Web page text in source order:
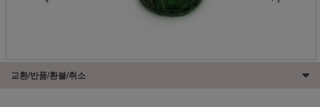
교환/반품/환불/취소